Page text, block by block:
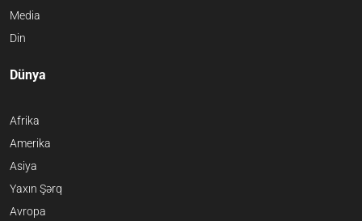
Media
Din
Dünya
Afrika
Amerika
Asiya
Yaxın Şərq
Avropa